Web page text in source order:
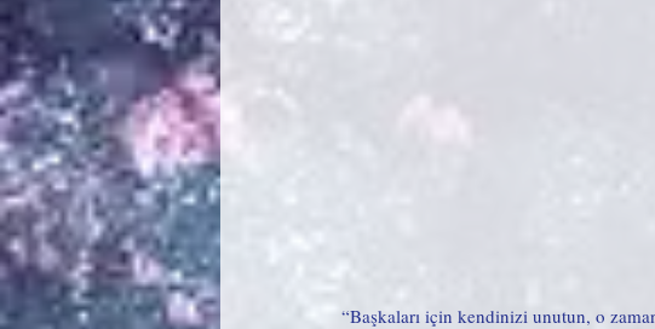
“Başkaları için kendinizi unutun, o